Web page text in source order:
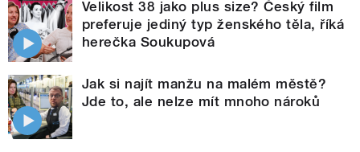
Velikost 38 jako plus size? Český film
preferuje jediný typ ženského těla, říká
herečka Soukupová
Jak si najít manžu na malém městě?
Jde to, ale nelze mít mnoho nároků